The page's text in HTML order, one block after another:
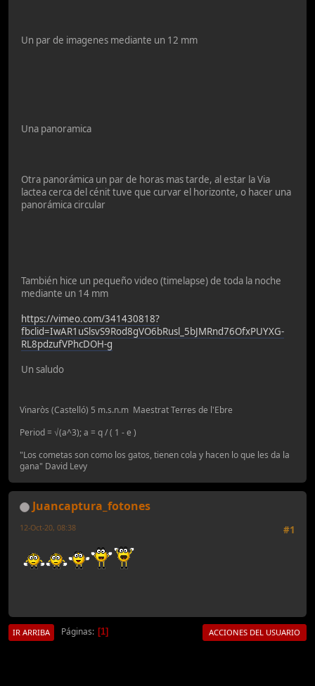
Un par de imagenes mediante un 12 mm
Una panoramica
Otra panorámica un par de horas mas tarde, al estar la Via
lactea cerca del cénit tuve que curvar el horizonte, o hacer una
panorámica circular
También hice un pequeño video (timelapse) de toda la noche
mediante un 14 mm
https://vimeo.com/341430818?
fbclid=IwAR1uSlsvS9Rod8gVO6bRusl_5bJMRnd76OfxPUYXG-
RL8pdzufVPhcDOH-g
Un saludo
Vinaròs (Castelló) 5 m.s.n.m Maestrat Terres de l'Ebre
Period = √(a^3); a = q / ( 1 - e )
"Los cometas son como los gatos, tienen cola y hacen lo que les da la
gana" David Levy
Juancaptura_fotones
#1
12-Oct-20, 08:38
IR ARRIBA Páginas 1 ACCIONES DEL USUARIO